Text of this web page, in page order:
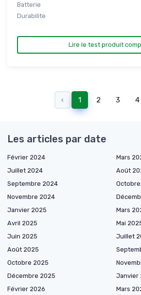
Batterie
Durabilite
Lire le test produit
‹ 1 2 3 4
Les articles par date
Février 2024
Mars
Juillet 2024
Août
Septembre 2024
Novembre 2024
Janvier 2025
Mars
Avril 2025
Mai
Juin 2025
Juillet
Août 2025
Octobre 2025
Décembre 2025
Janvier
Février 2026
Mars